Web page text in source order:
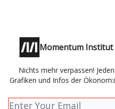
Momentum
Nichts mehr verpassen!
Grafiken und Infos der